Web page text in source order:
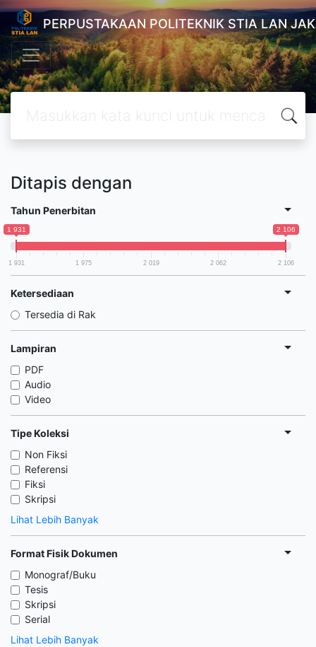
PERPUSTAKAAN POLITEKNIK STIA LAN
Ditapis dengan
Tahun Penerbitan
1 931 2 106
1 931 1 975 2 019 2 062 2 106
Ketersediaan
Tersedia di Rak
Lampiran
PDF
Audio
Video
Tipe Koleksi
Non Fiksi
Referensi
Fiksi
Skripsi
Lihat Lebih Banyak
Format Fisik Dokumen
Monograf/Buku
Tesis
Skripsi
Serial
Lihat Lebih Banyak